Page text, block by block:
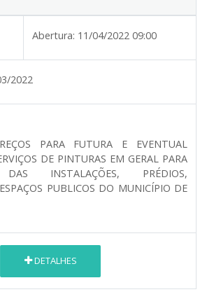
Abertura: 11/04/2022 09:00
2022
PARA FUTURA E EVENTUAL
DE PINTURAS EM GERAL PARA
DAS INSTALAÇÕES, PRÉDIOS,
PUBLICOS DO MUNICÍPIO DE
DETALHES